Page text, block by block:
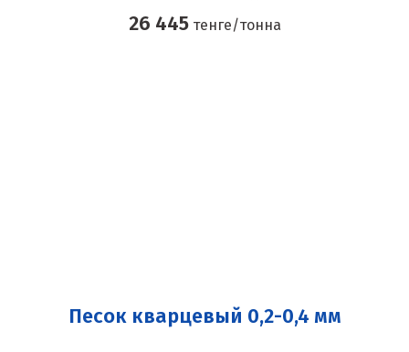
26 445тенге/тонна
Песок кварцевый 0,2-0,4 мм